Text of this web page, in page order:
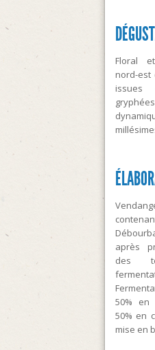
Floral
nord-est
issues
après
des
50% en
50% en
mise en